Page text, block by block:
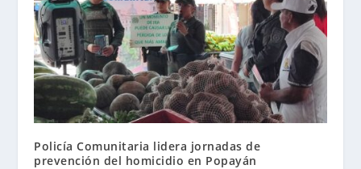
Policía Comunitaria lidera jornadas de
prevención del homicidio en Popayán